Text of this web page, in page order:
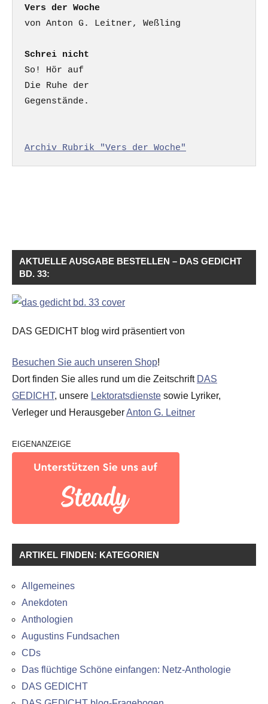
Vers der Woche
Schrei nicht
So! Hör auf
Die Ruhe der
Gegenstände.
Archiv Rubrik "Vers der Woche"
AKTUELLE AUSGABE BESTELLEN – DAS GEDICHT
BD. 33:
DAS GEDICHT blog wird präsentiert von
Besuchen Sie auch unseren Shop!
Dort finden Sie alles rund um die Zeitschrift DAS
GEDICHT, unsere Lektoratsdienste sowie Lyriker,
Verleger und HerausgeberAnton G. Leitner
EIGENANZEIGE
ARTIKEL FINDEN: KATEGORIEN
Allgemeines
Anekdoten
Anthologien
Augustins Fundsachen
CDs
Das flüchtige Schöne einfangen: Netz-Anthologie
DAS GEDICHT